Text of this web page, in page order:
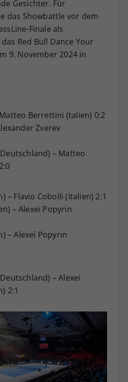
Gesichter. Für
das Showbattle vor dem
Finale als
Red Bull Dance Your
9. November 2024 in
Berrettini (talien) 0:2
Zverev
– Matteo
– Flavio Cobolli (Italien) 2:1
– Alexei Popyrin
– Alexei Popyrin
– Alexei
2:1